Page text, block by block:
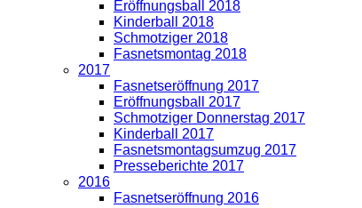
Eröffnungsball 2018
Kinderball 2018
Schmotziger 2018
Fasnetsmontag 2018
2017
Fasnetseröffnung 2017
Eröffnungsball 2017
Schmotziger Donnerstag 2017
Kinderball 2017
Fasnetsmontagsumzug 2017
Presseberichte 2017
2016
Fasnetseröffnung 2016